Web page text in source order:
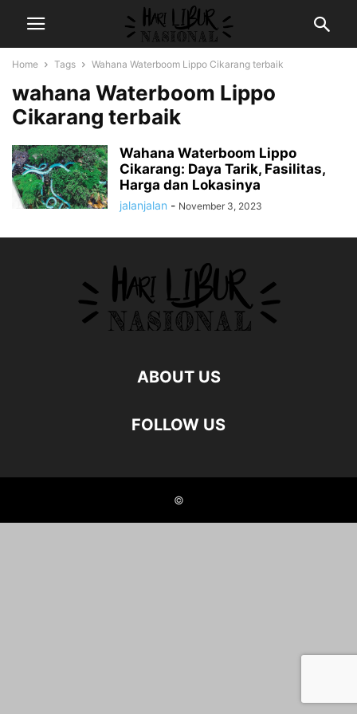
Home Tags Wahana Waterboom Lippo Cikarang terbaik
wahana Waterboom Lippo
Cikarang terbaik
Wahana Waterboom Lippo
Cikarang: Daya Tarik, Fasilitas,
Harga dan Lokasinya
jalanjalan - November 3, 2023
ABOUT US
FOLLOW US
©